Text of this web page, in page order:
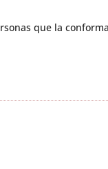
que la